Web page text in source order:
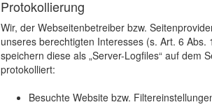
Protokollierung
Wir, der Webseitenbetreiber bzw.
unseres berechtigten Interesses (s. Art. 6
speichern diese als „Server-Logfiles“ auf dem
protokolliert:
Besuchte Website bzw.